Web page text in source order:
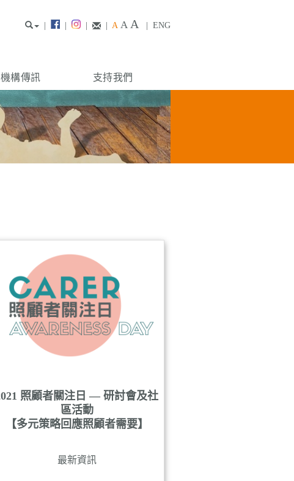
| | | A A A ENG
機構傳訊 支持我們
照顧者關注日 — 研討會及社
區活動
【多元策略回應照顧者需要】
最新資訊